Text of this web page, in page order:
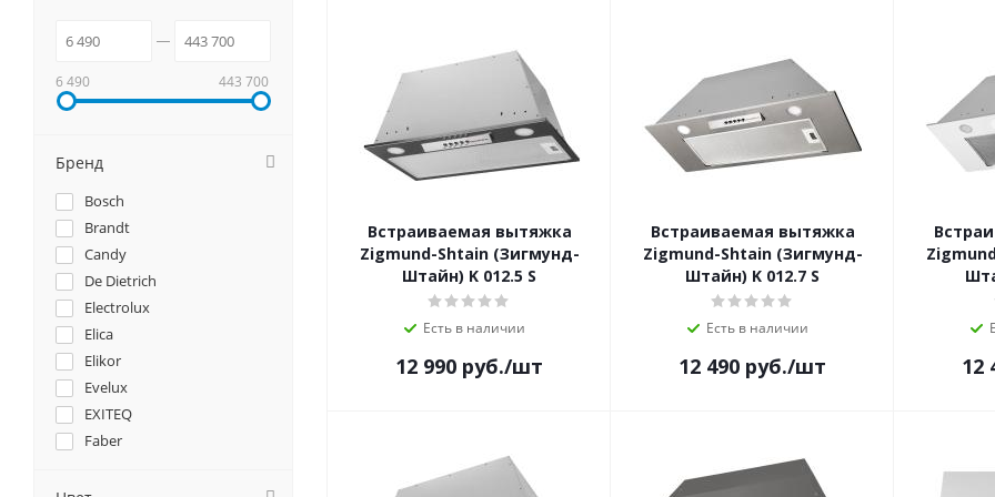
Встраиваемая вытяжка
Zigmund-Shtain (Зигмунд-
Штайн) K 012.5 S
Есть в наличии
12 990 руб./шт
Встраиваемая вытяжка
Zigmund-Shtain (Зигмунд-
Штайн) K 012.7 S
Есть в наличии
12 490 руб./шт 12
6 490 443 700
Бренд
Bosch
Brandt
Candy
De Dietrich
Electrolux
Elica
Elikor
Evelux
EXITEQ
Faber